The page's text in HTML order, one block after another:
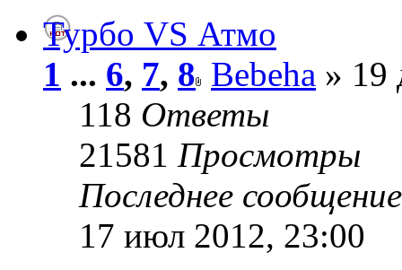
Турбо VS Атмо
1 ... 6, 7, 8 Bebeha » 19
118 Ответы
21581 Просмотры
Последнее
17 июл 2012, 23:00